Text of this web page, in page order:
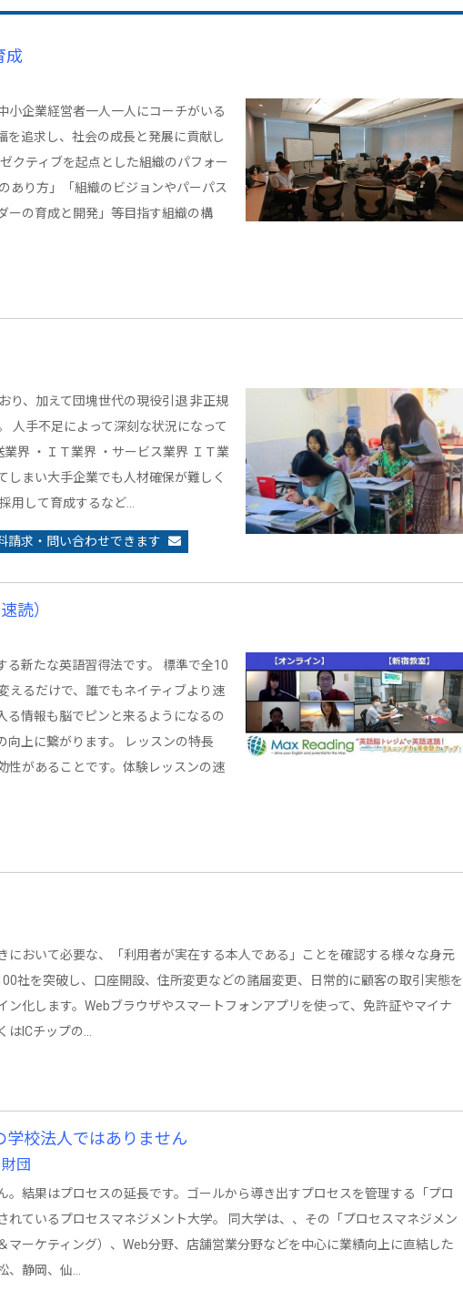
成
小企業経営者一人一人にコーチがいる
を追求し、社会の成長と発展に貢献し
クティブを起点とした組織のパフォー
あり方」「組織のビジョンやパーパス
ーの育成と開発」等目指す組織の構
り、加えて団塊世代の現役引退 非正規
人手不足によって深刻な状況になって
界 ・ＩＴ業界 ・サービス業界 ＩＴ業
まい大手企業でも人材確保が難しく
用して育成するなど…
請求・問い合わせできます
読）
る新たな英語習得法です。 標準で全10
えるだけで、誰でもネイティブより速
る情報も脳でピンと来るようになるの
向上に繋がります。 レッスンの特長
性があることです。体験レッスンの速
において必要な、「利用者が実在する本人である」ことを確認する様々な身元
社を突破し、口座開設、住所変更などの諸届変更、日常的に顧客の取引実態を
化します。Webブラウザやスマートフォンアプリを使って、免許証やマイナ
ICチップの…
校法人ではありません
団
結果はプロセスの延長です。ゴールから導き出すプロセスを管理する「プロ
ているプロセスマネジメント大学。 同大学は、、その「プロセスマネジメン
マーケティング）、Web分野、店舗営業分野などを中心に業績向上に直結した
、静岡、仙…